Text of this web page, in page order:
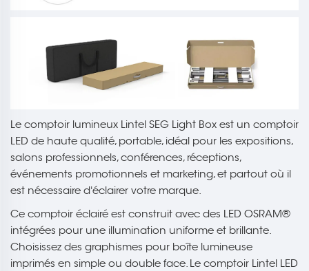
Le comptoir lumineux Lintel SEG Light Box est un comptoir
LED de haute qualité, portable, idéal pour les expositions,
salons professionnels, conférences, réceptions,
événements promotionnels et marketing, et partout où il
est nécessaire d'éclairer votre marque.
Ce comptoir éclairé est construit avec des LED OSRAM®
intégrées pour une illumination uniforme et brillante.
Choisissez des graphismes pour boîte lumineuse
imprimés en simple ou double face. Le comptoir Lintel LED